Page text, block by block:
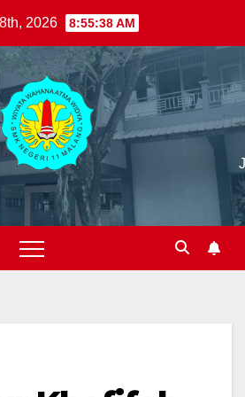
2026 8:55:39 AM